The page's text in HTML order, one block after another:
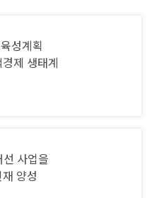
성계획
제 생태계
사업을
양성